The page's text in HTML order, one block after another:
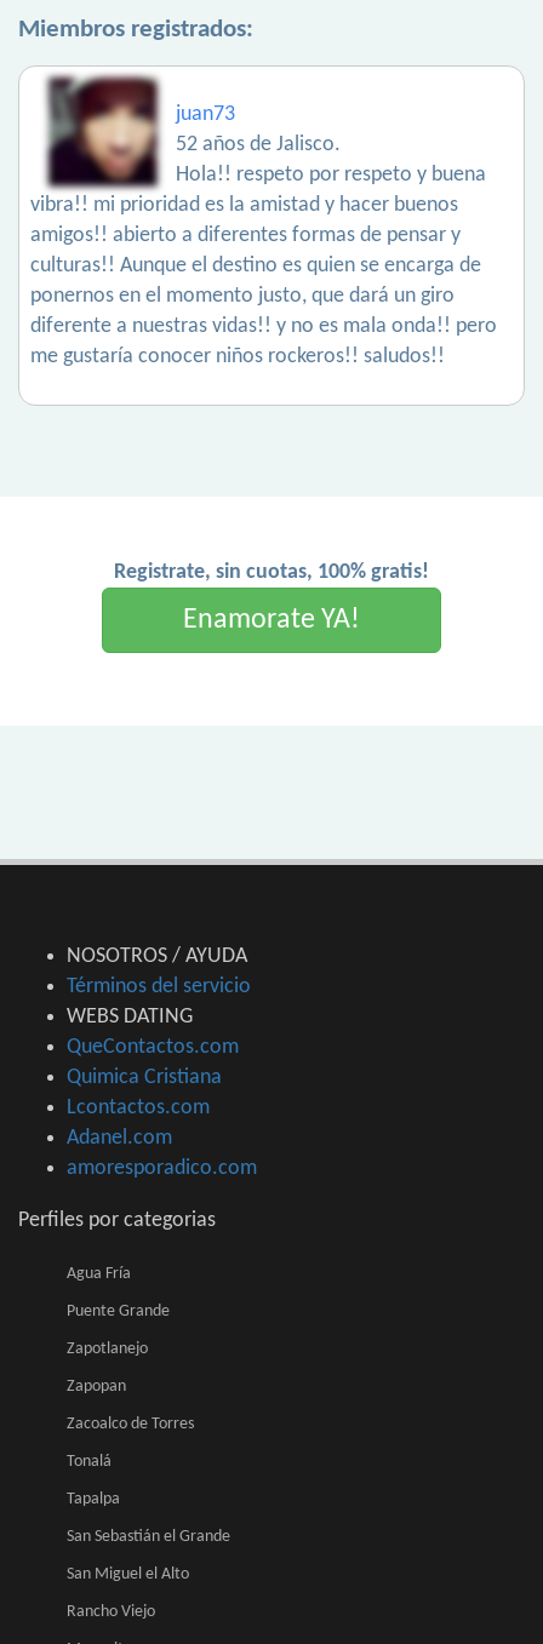
Miembros registrados:
juan73
52 años de Jalisco.
Hola!! respeto por respeto y buena
vibra!! mi prioridad es la amistad y hacer buenos
amigos!! abierto a diferentes formas de pensar y
culturas!! Aunque el destino es quien se encarga de
ponernos en el momento justo, que dará un giro
diferente a nuestras vidas!! y no es mala onda!! pero
me gustaría conocer niños rockeros!! saludos!!
Registrate, sin cuotas, 100% gratis!
Enamorate YA!
NOSOTROS / AYUDA
Términos del servicio
WEBS DATING
QueContactos.com
Quimica Cristiana
Lcontactos.com
Adanel.com
amoresporadico.com
Perfiles por categorias
Agua Fría
Puente Grande
Zapotlanejo
Zapopan
Zacoalco de Torres
Tonalá
Tapalpa
San Sebastián el Grande
San Miguel el Alto
Rancho Viejo